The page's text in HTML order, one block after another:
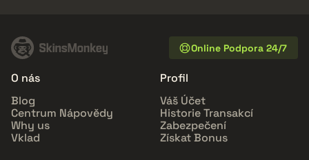
Online Podpora 24/7
O nás
Blog
Centrum Nápovědy
Why us
Vklad
Profil
Váš Účet
Historie Transakcí
Zabezpečení
Získat Bonus